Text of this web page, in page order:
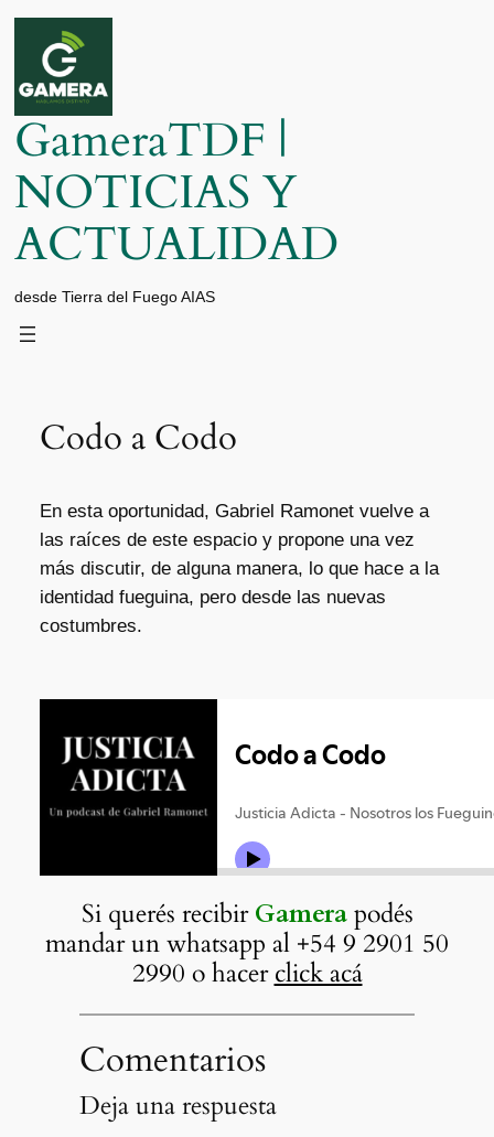
Saltar
contenido
GameraTDF |
NOTICIAS Y
ACTUALIDAD
desde Tierra del Fuego AIAS
Codo a Codo
En esta oportunidad, Gabriel Ramonet vuelve a
las raíces de este espacio y propone una vez
más discutir, de alguna manera, lo que hace a la
identidad fueguina, pero desde las nuevas
costumbres.
Si querés recibirGamerapodés
mandar un whatsapp al +54 9 2901 50
2990 o hacerclick acá
Comentarios
Deja una respuesta